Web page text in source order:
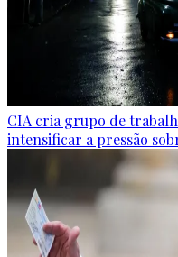
CIA cria grupo de
intensificar a pressão